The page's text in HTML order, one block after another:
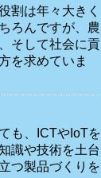
割は年々大きく
ろんですが、農
そして社会に貢
を求めていま
も、ICTやIoTを
識や技術を土台
つ製品づくりを